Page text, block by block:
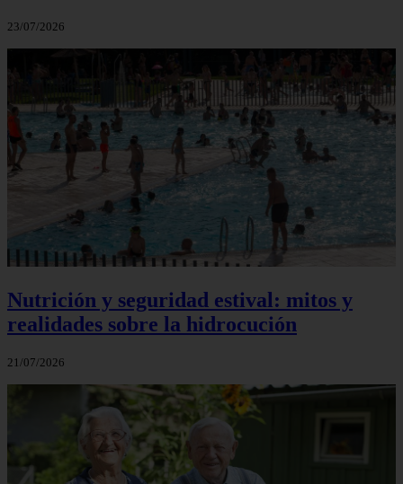
23/07/2026
Nutrición y seguridad estival: mitos y
realidades sobre la hidrocución
21/07/2026